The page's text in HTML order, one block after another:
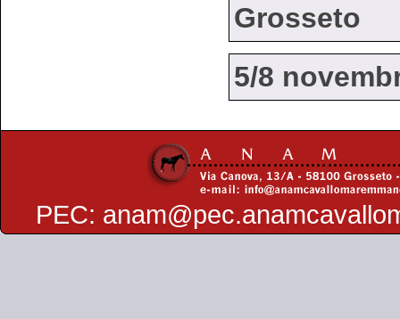
Grosseto
5/8
PEC: